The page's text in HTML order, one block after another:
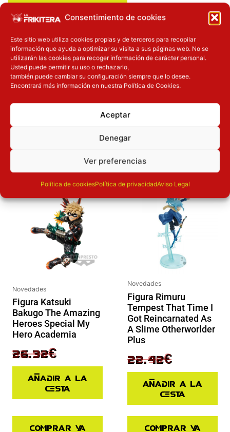
Consentimiento de cookies
Este sitio web utiliza cookies propias y de terceros para recopilar
información que ayuda a optimizar su visita a sus páginas web. No se
utilizarán las cookies para recoger información de carácter personal.
Usted puede permitir su uso o rechazarlo,
también puede cambiar su configuración siempre que lo desee.
Encontrará más información en nuestra Política de Cookies.
Aceptar
Denegar
Ver preferencias
Política de cookiesPolítica de privacidadAviso Legal
En
Juego
De
Mesa
Ravensburger
CARACTERÍSTICAS
Categoría Juegos de mesa
Tipo Nuevo
OTROS PRODUCTOS QUE TE
PUEDEN INTERESAR
Inicie sesión
Novedades
Figura Katsuki
Bakugo The Amazing
Heroes Special My
Hero Academia
32.90€
El precio original era: 32.90€.
26.32€
El precio actual es: 26.32€.
Añadir a la
cesta
Comprar ya
Inicie sesión
Novedades
Figura Rimuru
Tempest That Time I
Got Reincarnated As
A Slime Otherworlder
Plus
29.90€
El precio original era: 29.90€.
22.42€
El precio actual es: 22.42€.
Añadir a la
cesta
Comprar ya